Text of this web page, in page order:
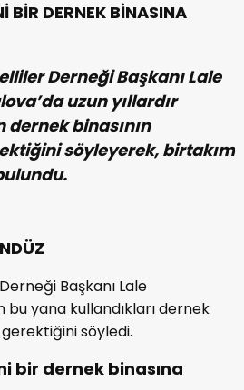
BİR DERNEK BİNASINA
Derneği Başkanı Lale
uzun yıllardır
binasının
söyleyerek, birtakım
Başkanı Lale
bu yana kullandıkları dernek
gerektiğini söyledi.
bir dernek binasına